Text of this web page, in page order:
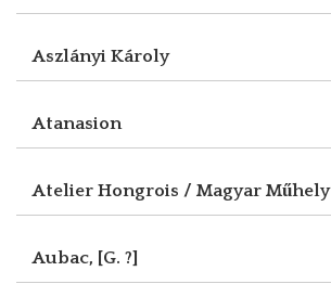
Aszlányi Károly
Atanasion
Atelier Hongrois / Magyar Műhely
Aubac, [G. ?]